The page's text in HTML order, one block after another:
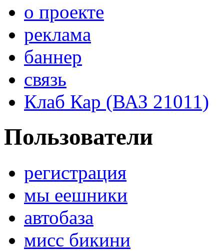
о проекте
реклама
баннер
связь
Клаб Кар (ВАЗ 21011)
Пользователи
регистрация
мы еешники
автобаза
мисс бикини